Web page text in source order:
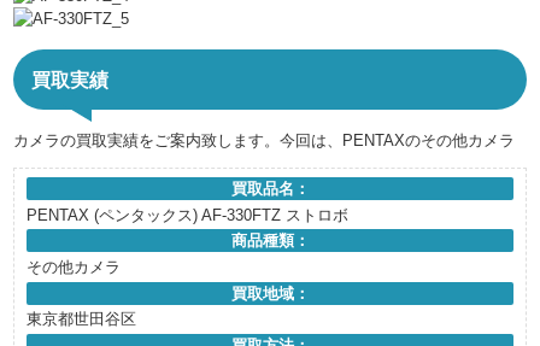
買取実績
カメラの買取実績をご案内致します。今回は、PENTAXのその他カメラ
買取品名：
PENTAX (ペンタックス) AF-330FTZ ストロボ
商品種類：
その他カメラ
買取地域：
東京都世田谷区